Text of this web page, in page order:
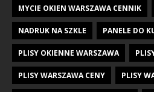
MYCIE OKIEN WARSZAWA CENNIK
NADRUK NA SZKLE PANELE DO
PLISY OKIENNE WARSZAWA
PLISY WARSZAWA CENY PLISY